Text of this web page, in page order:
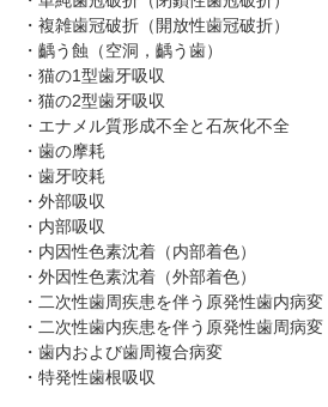
・複雑歯冠破折（開放性歯冠破折）
・齲う蝕（空洞，齲う歯）
・猫の1型歯牙吸収
・猫の2型歯牙吸収
・エナメル質形成不全と石灰化不全
・歯の摩耗
・歯牙咬耗
・外部吸収
・内部吸収
・内因性色素沈着（内部着色）
・外因性色素沈着（外部着色）
・二次性歯周疾患を伴う原発性歯内病変
・二次性歯内疾患を伴う原発性歯周病変
・歯内および歯周複合病変
・特発性歯根吸収